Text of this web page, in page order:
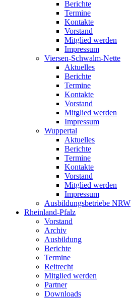
Berichte
Termine
Kontakte
Vorstand
Mitglied werden
Impressum
Viersen-Schwalm-Nette
Aktuelles
Berichte
Termine
Kontakte
Vorstand
Mitglied werden
Impressum
Wuppertal
Aktuelles
Berichte
Termine
Kontakte
Vorstand
Mitglied werden
Impressum
Ausbildungsbetriebe NRW
Rheinland-Pfalz
Vorstand
Archiv
Ausbildung
Berichte
Termine
Reitrecht
Mitglied werden
Partner
Downloads